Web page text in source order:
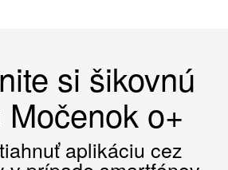
si šikovnú
o+
aplikáciu cez